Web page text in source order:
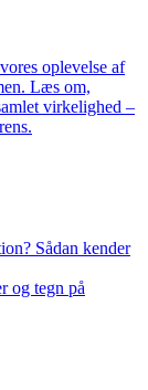
oplevelse af
Læs om,
virkelighed –
Sådan kender
og tegn på